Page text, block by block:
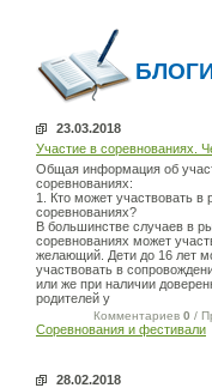
23.03.2018
Участие в соревнованиях.
Общая информация об
соревнованиях:
1. Кто может участвовать в
соревнованиях?
В большинстве случаев в
соревнованиях может
желающий. Дети до 16 лет
участвовать в
или же при наличии
родителей у
Комментариев 0 /
Соревнования и фестивали
28.02.2018